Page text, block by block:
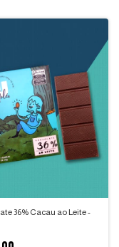
36% Cacau ao Leite -